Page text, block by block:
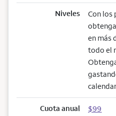
Niveles
Con los
en más
todo el
Cuota anual $99